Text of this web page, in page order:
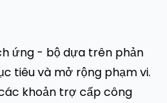
ứng - bộ dựa trên phản
tiêu và mở rộng phạm vi.
khoản trợ cấp công